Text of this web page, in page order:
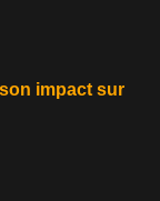
impact sur